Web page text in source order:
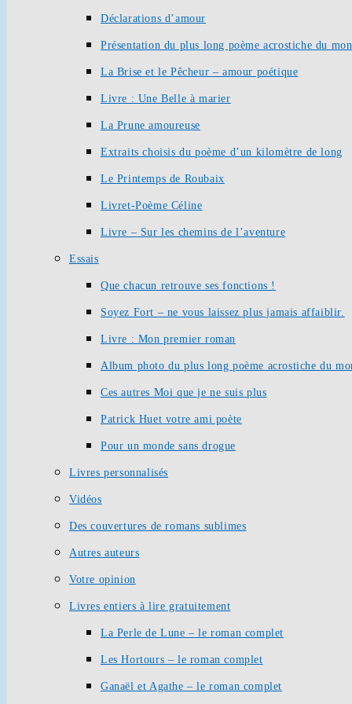
Déclarations d’amour
Présentation du plus long poème acrostiche du
La Brise et le Pêcheur – amour poétique
Livre : Une Belle à marier
La Prune amoureuse
Extraits choisis du poème d’un kilomètre de long
Le Printemps de Roubaix
Livret-Poème Céline
Livre – Sur les chemins de l’aventure
Essais
Que chacun retrouve ses fonctions !
Soyez Fort – ne vous laissez plus jamais affaiblir.
Livre : Mon premier roman
Album photo du plus long poème acrostiche du
Ces autres Moi que je ne suis plus
Patrick Huet votre ami poète
Pour un monde sans drogue
Livres personnalisés
Vidéos
Des couvertures de romans sublimes
Autres auteurs
Votre opinion
Livres entiers à lire gratuitement
La Perle de Lune – le roman complet
Les Hortours – le roman complet
Ganaël et Agathe – le roman complet